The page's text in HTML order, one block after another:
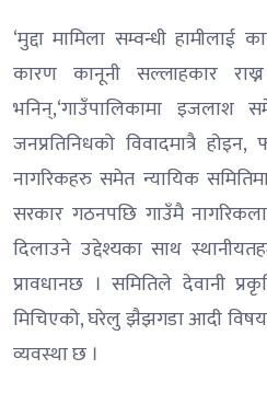
‘मुद्दा मामिला सम्वन्धी हामीलाई
कारण कानूनी सल्लाहकार
भनिन्,‘गाउँपालिकामा
जनप्रतिनिधको विवादमात्रै
नागरिकहरु समेत न्यायिक
सरकार गठनपछि गाउँमै
दिलाउने उद्देश्यका साथ
प्रावधानछ । समितिले देवानी
मिचिएको, घरेलु झैझगडा आदी
व्यवस्था छ ।